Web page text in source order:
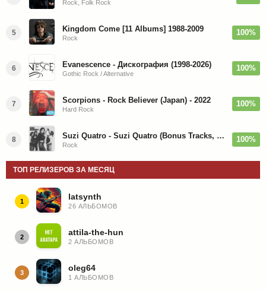
Rock, Folk Rock
5 Kingdom Come [11 Albums] 1988-2009
Rock
100%
6 Evanescence - Дискография (1998-2026)
Gothic Rock / Alternative
100%
7 Scorpions - Rock Believer (Japan) - 2022
Hard Rock
100%
8 Suzi Quatro - Suzi Quatro (Bonus Tracks, Remaster) 1973/2022
Rock
100%
ТОП РЕЛИЗЕРОВ ЗА МЕСЯЦ
1 latsynth
26 АЛЬБОМОВ
2 attila-the-hun
2 АЛЬБОМОВ
3 oleg64
1 АЛЬБОМОВ